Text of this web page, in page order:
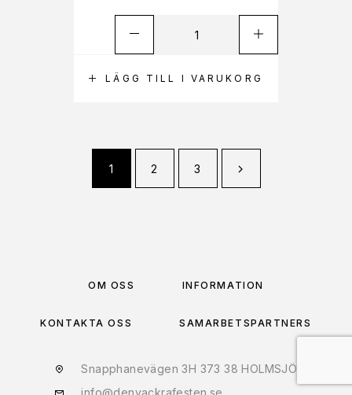
LÄGG TILL I VARUKORG
1 2 3
OM OSS INFORMATION
KONTAKTA OSS SAMARBETSPARTNERS
Snapphanevägen 3H 373 38 HOLMSJÖ
info@denvackrafesten.se